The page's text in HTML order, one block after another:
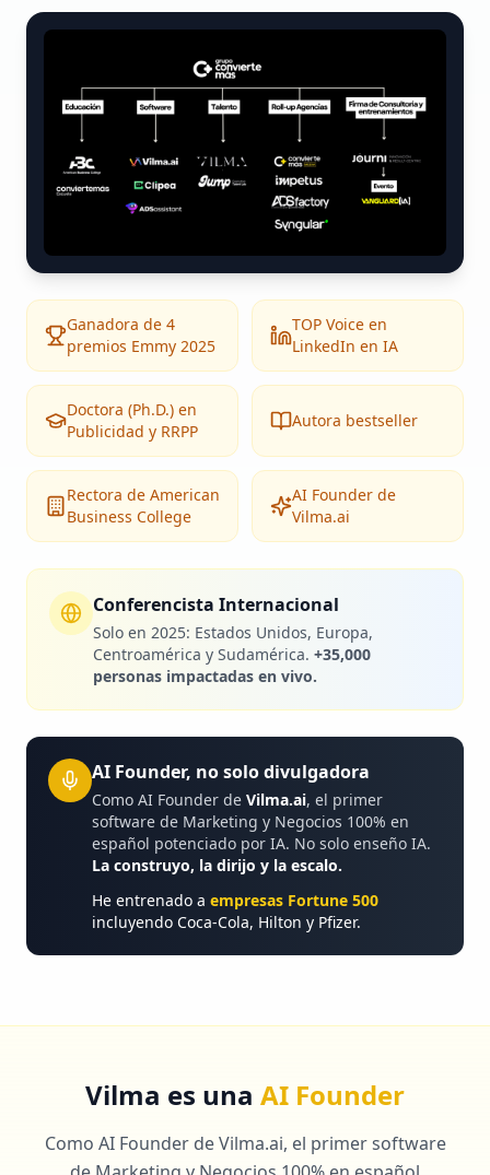
Ganadora de 4
premios Emmy 2025
TOP Voice en
LinkedIn en IA
Doctora (Ph.D.) en
Publicidad y RRPP
Autora bestseller
Rectora de American
Business College
AI Founder de
Vilma.ai
Conferencista Internacional
Solo en 2025: Estados Unidos, Europa,
Centroamérica y Sudamérica. +35,000
personas impactadas en vivo.
AI Founder, no solo divulgadora
Como AI Founder de Vilma.ai, el primer
software de Marketing y Negocios 100% en
español potenciado por IA. No solo enseño IA.
La construyo, la dirijo y la escalo.
He entrenado a empresas Fortune 500
incluyendo Coca-Cola, Hilton y Pfizer.
Vilma es una AI Founder
Como AI Founder de Vilma.ai, el primer software